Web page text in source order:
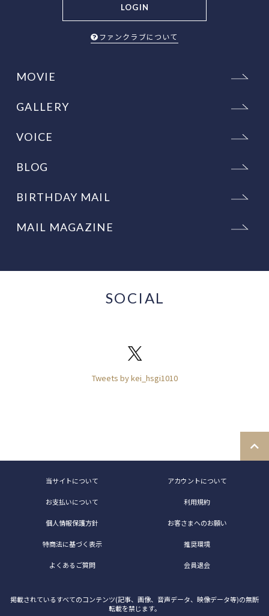
LOGIN
ファンクラブについて
MOVIE
GALLERY
VOICE
BLOG
BIRTHDAY MAIL
MAIL MAGAZINE
SOCIAL
Tweets by kei_hsgi1010
当サイトについて アカウントについて
お支払いについて 利用規約
個人情報保護方針 お客さまへのお願い
特商法に基づく表示 推奨環境
よくあるご質問 会員退会
掲載されているすべてのコンテンツ(記事、画像、音声データ、映像データ等)の無断
転載を禁じます。